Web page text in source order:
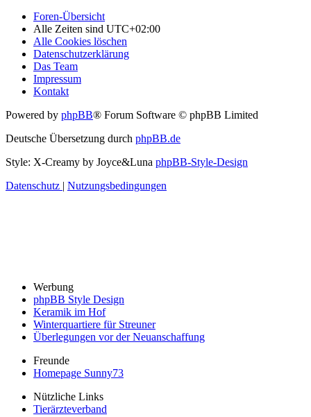
Foren-Übersicht
Alle Zeiten sind UTC+02:00
Alle Cookies löschen
Datenschutzerklärung
Das Team
Impressum
Kontakt
Powered by phpBB® Forum Software © phpBB Limited
Deutsche Übersetzung durch phpBB.de
Style: X-Creamy by Joyce&Luna phpBB-Style-Design
Datenschutz
Nutzungsbedingungen
Werbung
phpBB Style Design
Keramik im Hof
Winterquartiere für Streuner
Überlegungen vor der Neuanschaffung
Freunde
Homepage Sunny73
Nützliche Links
Tierärzteverband